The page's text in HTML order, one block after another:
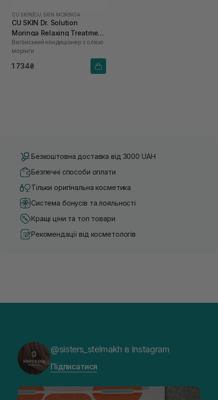
CU SKIN CU SKIN MORINGA
CU SKIN Dr. Solution
Moringa Relaxing Treatment
400 мл
Веганський кондиціонер з олією
морінги
1 734₴
Безкоштовна доставка від 3000 UAH
Безпечні способи оплати
Тільки оригінальна косметика
Система бонусів та лояльності
Кращі ціни та топ товари
Рекомендації від косметологів
@sisters_stelmakh в Instagram
Підписатися